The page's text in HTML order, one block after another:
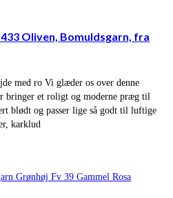
Oliven, Bomuldsgarn, fra
med ro Vi glæder os over denne
bringer et roligt og moderne præg til
blødt og passer lige så godt til luftige
karklud